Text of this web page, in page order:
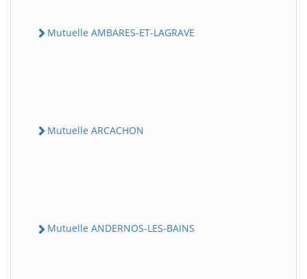
Mutuelle AMBARES-ET-LAGRAVE
Mutuelle ARCACHON
Mutuelle ANDERNOS-LES-BAINS